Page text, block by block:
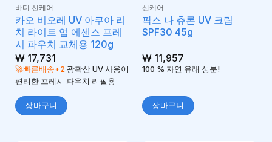
바디 선케어
카오 비오레 UV 아쿠아 리
치 라이트 업 에센스 프레
시 파우치 교체용 120g
₩17,731
🚀빠른배송+2광확산 UV 사용이
편리한 프레시 파우치 리필용
장바구니
선케어
팍스 나 츄론 UV 크림
SPF30 45g
₩11,957
100 % 자연 유래 성분!
장바구니